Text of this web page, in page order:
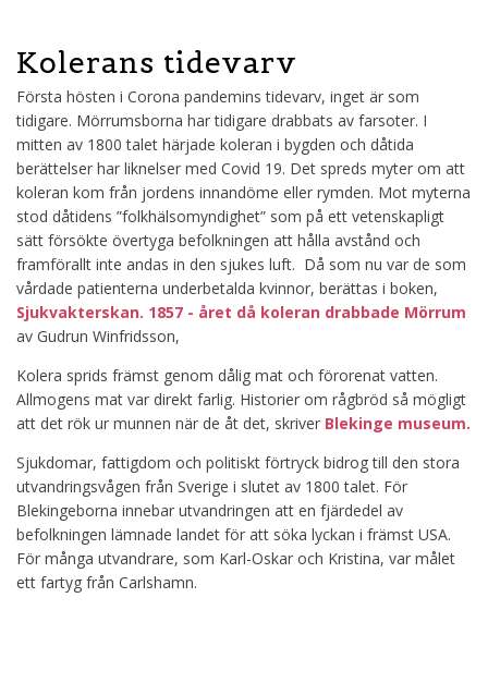
Kolerans tidevarv
Första hösten i Corona pandemins tidevarv, inget är som
tidigare. Mörrumsborna har tidigare drabbats av farsoter. I
mitten av 1800 talet härjade koleran i bygden och dåtida
berättelser har liknelser med Covid 19. Det spreds myter om att
koleran kom från jordens innandöme eller rymden. Mot myterna
stod dåtidens ”folkhälsomyndighet” som på ett vetenskapligt
sätt försökte övertyga befolkningen att hålla avstånd och
framförallt inte andas in den sjukes luft. Då som nu var de som
vårdade patienterna underbetalda kvinnor, berättas i boken,
Sjukvakterskan. 1857 - året då koleran drabbade Mörrum
av Gudrun Winfridsson,
Kolera sprids främst genom dålig mat och förorenat vatten.
Allmogens mat var direkt farlig. Historier om rågbröd så mögligt
att det rök ur munnen när de åt det, skriver Blekinge museum.
Sjukdomar, fattigdom och politiskt förtryck bidrog till den stora
utvandringsvågen från Sverige i slutet av 1800 talet. För
Blekingeborna innebar utvandringen att en fjärdedel av
befolkningen lämnade landet för att söka lyckan i främst USA.
För många utvandrare, som Karl-Oskar och Kristina, var målet
ett fartyg från Carlshamn.